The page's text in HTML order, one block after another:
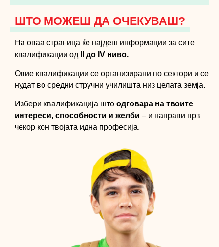
ШТО МОЖЕШ ДА ОЧЕКУВАШ?
На оваа страница ќе најдеш информации за сите
квалификации од
II до IV ниво.
Овие квалификации се организирани по сектори и се
нудат во средни стручни училишта низ целата земја.
Избери квалификација што одговара на твоите
интереси, способности и желби – и направи прв
чекор кон твојата идна професија.